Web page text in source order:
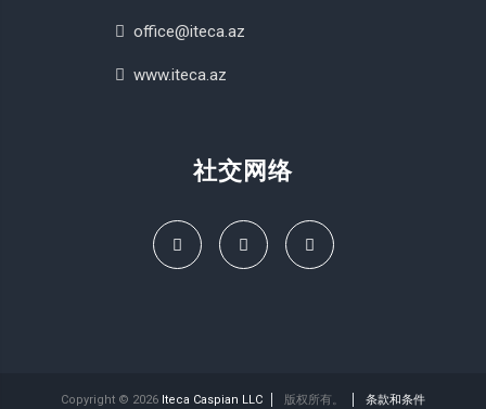
office@iteca.az
www.iteca.az
社交网络
Copyright © 2026 Iteca Caspian LLC 版权所有。 条款和条件